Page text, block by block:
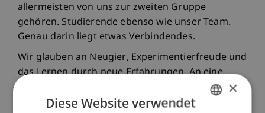
allermeisten von uns zur zweiten Gruppe
gehören. Studierende ebenso wie unser Team.
Genau darin liegt etwas Verbindendes.
Wir glauben an Neugier, Experimentierfreude und
das Lernen durch neue Erfahrungen. An eine
Architektur, die sorgsam ist – im Umgang mit
Ressourcen ebenso wie im Umgang miteinander.
×
Diese Website verwendet